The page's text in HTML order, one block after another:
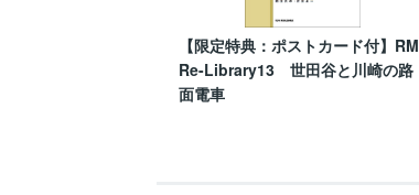
【限定特典：ポストカード付】RM
Re-Library13 世田谷と川崎の路
面電車